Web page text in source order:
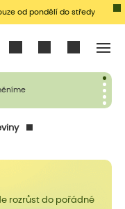
od pondělí do středy
rozrůst do pořádné